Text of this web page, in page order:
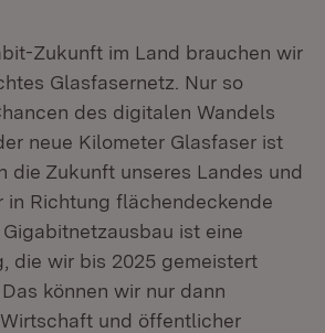
Zukunft im Land brauchen wir
Glasfasernetz. Nur so
des digitalen Wandels
neue Kilometer Glasfaser ist
die Zukunft unseres Landes und
in Richtung flächendeckende
ist eine
die wir bis 2025 gemeistert
können wir nur dann
und öffentlicher